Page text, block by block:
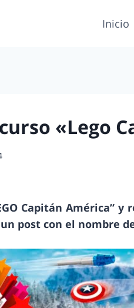
Inicio
«Lego
Capitán América”
post con el nombre